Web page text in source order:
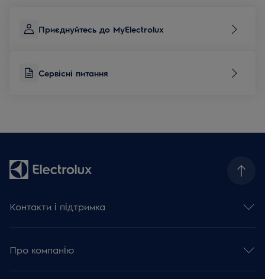
Приєднуйтесь до MyElectrolux
Сервісні питання
Контакти і підтримка
Сервісні питання
База знань та поради
Зареєструвати виріб
Про компанію